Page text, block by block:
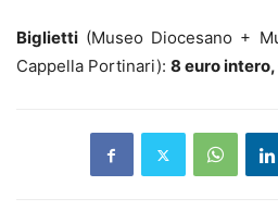
Biglietti (Museo Diocesano +
Cappella Portinari): 8 euro